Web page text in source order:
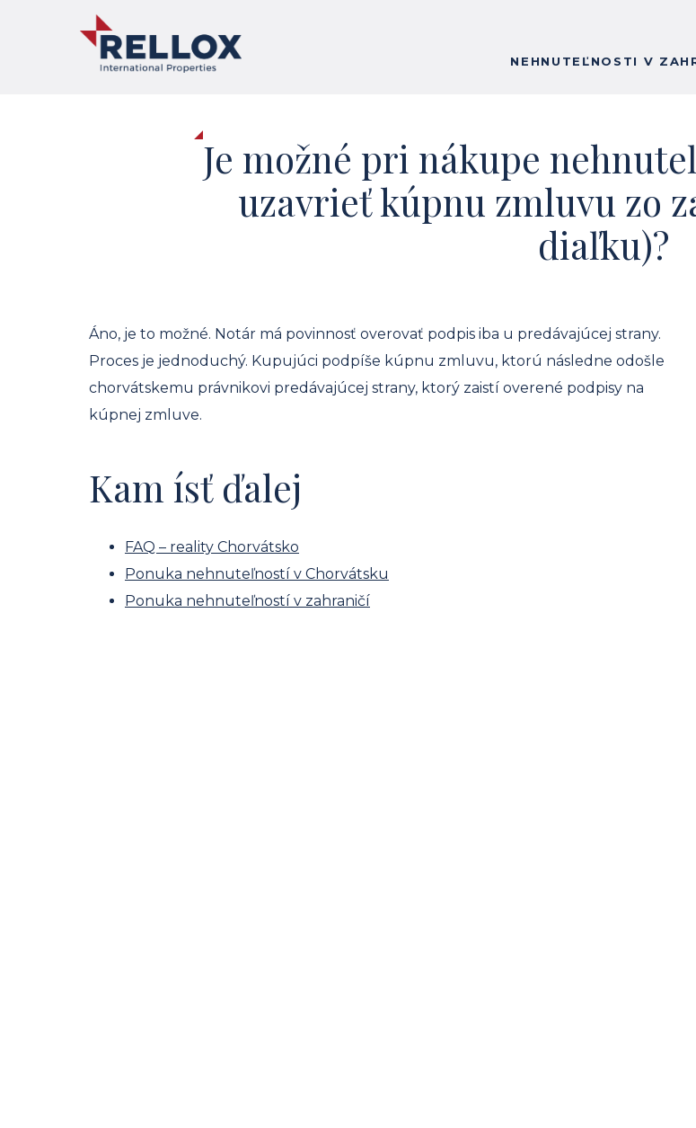
NEHNUTEĽNOSTI V
Je možné pri nákupe
uzavrieť kúpnu zmluvu zo
diaľku)?
Áno, je to možné. Notár má povinnosť overovať podpis iba u predávajúcej strany.
Proces je jednoduchý. Kupujúci podpíše kúpnu zmluvu, ktorú následne odošle
chorvátskemu právnikovi predávajúcej strany, ktorý zaistí overené podpisy na
kúpnej zmluve.
Kam ísť ďalej
FAQ – reality Chorvátsko
Ponuka nehnuteľností v Chorvátsku
Ponuka nehnuteľností v zahraničí